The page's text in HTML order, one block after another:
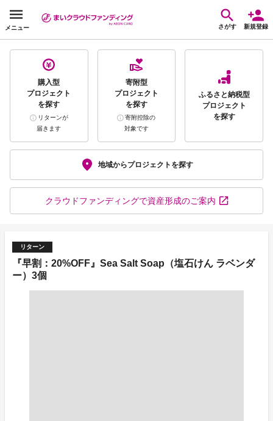
メニュー さがす 新規登録
購入型
プロジェクト
を探す
リターンが
届きます
寄附型
プロジェクト
を探す
寄附控除の
対象です
ふるさと納税型
プロジェクト
を探す
地域からプロジェクトを探す
クラウドファンディングで資産形成のご案内
リターン
『早割：20%OFF』Sea Salt Soap（塩石けん ラベンダ
ー）3個